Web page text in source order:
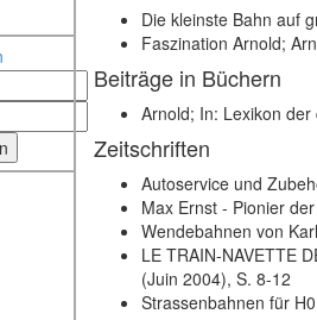
Die kleinste Bahn auf
Faszination Arnold;
Beiträge in Büchern
Arnold; In: Lexikon
Zeitschriften
Autoservice und
Max Ernst - Pionier
Wendebahnen von
LE TRAIN-NAVETTE
(Juin 2004), S. 8-12
Strassenbahnen für